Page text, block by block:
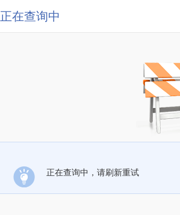
正在查询中
正在查询中，请刷新重试